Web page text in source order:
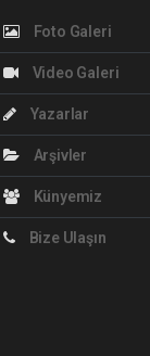
Foto Galeri
Video Galeri
Yazarlar
Arşivler
Künyemiz
Bize Ulaşın